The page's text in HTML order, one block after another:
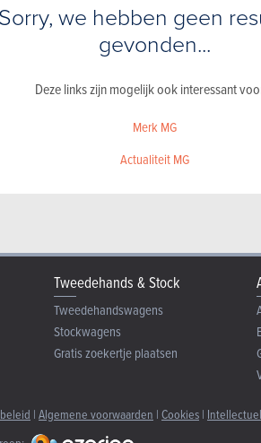
Sorry, we hebben geen
gevonden...
Deze links zijn mogelijk ook interessant
Merk MG
Actualiteit MG
Tweedehands & Stock
Tweedehandswagens
Stockwagens
Gratis zoekertje plaatsen
| Algemene voorwaarden | Cookies |